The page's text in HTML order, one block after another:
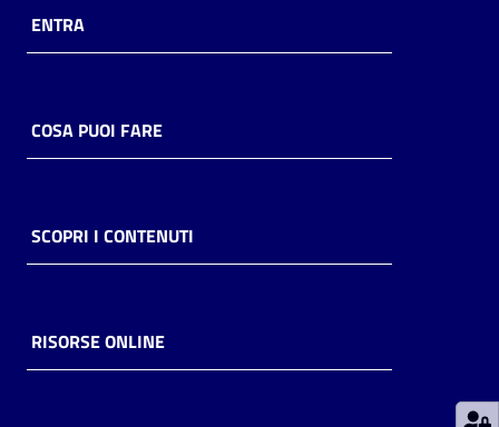
online
Piani
Decentrate
ENTRA
COSA PUOI FARE
SCOPRI I CONTENUTI
RISORSE ONLINE